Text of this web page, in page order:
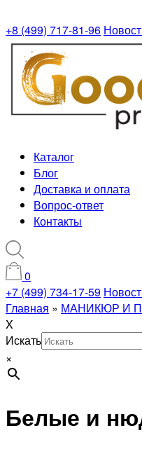
+8 (499) 717-81-96
Каталог
Блог
Доставка и оплата
Вопрос-ответ
Контакты
0
+7 (499) 734-17-59
Главная » МАНИКЮР И
X
Искать
×
Белые и